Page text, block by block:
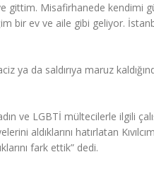
gittim. Misafirhanede kendimi
bir ev ve aile gibi geliyor.
ya da saldırıya maruz
ve LGBTİ mültecilerle ilgili
aldıklarını hatırlatan
fark ettik” dedi.